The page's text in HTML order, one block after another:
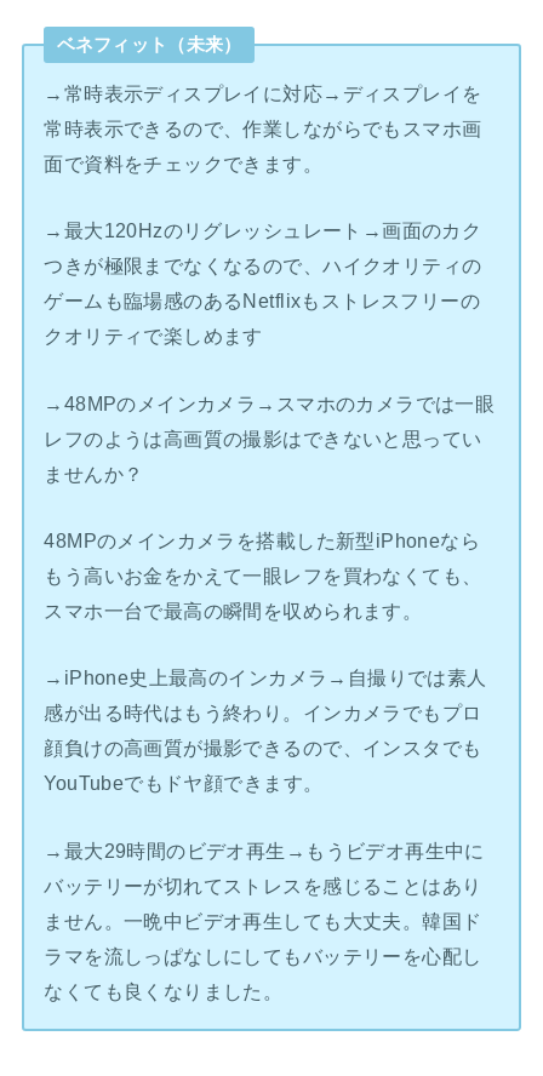
ベネフィット（未来）
→常時表示ディスプレイに対応→ディスプレイを
常時表示できるので、作業しながらでもスマホ画
面で資料をチェックできます。
→最大120Hzのリグレッシュレート→画面のカク
つきが極限までなくなるので、ハイクオリティの
ゲームも臨場感のあるNetflixもストレスフリーの
クオリティで楽しめます
→48MPのメインカメラ→スマホのカメラでは一眼
レフのようは高画質の撮影はできないと思ってい
ませんか？
48MPのメインカメラを搭載した新型iPhoneなら
もう高いお金をかえて一眼レフを買わなくても、
スマホ一台で最高の瞬間を収められます。
→iPhone史上最高のインカメラ→自撮りでは素人
感が出る時代はもう終わり。インカメラでもプロ
顔負けの高画質が撮影できるので、インスタでも
YouTubeでもドヤ顔できます。
→最大29時間のビデオ再生→もうビデオ再生中に
バッテリーが切れてストレスを感じることはあり
ません。一晩中ビデオ再生しても大丈夫。韓国ド
ラマを流しっぱなしにしてもバッテリーを心配し
なくても良くなりました。